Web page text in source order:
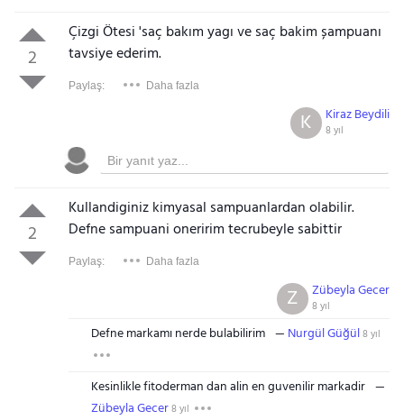
2
Çizgi Ötesi 'saç bakım yagı ve saç bakim șampuanı
tavsiye ederim.
Paylaş: Daha fazla
Kiraz Beydili
8 yıl
K
2
Kullandiginiz kimyasal sampuanlardan olabilir.
Defne sampuani oneririm tecrubeyle sabittir
Paylaş: Daha fazla
Zübeyla Gecer
8 yıl
Z
Defne markamı nerde bulabilirim Nurgül Güğül8 yıl
Kesinlikle fitoderman dan alin en guvenilir markadir
Zübeyla Gecer8 yıl